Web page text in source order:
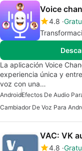
Voice
4.8
La aplicación Voice
experiencia única y
voz con una…
AndroidEfectos De Audio
Cambiador De Voz Para
VAC: VK
4.8